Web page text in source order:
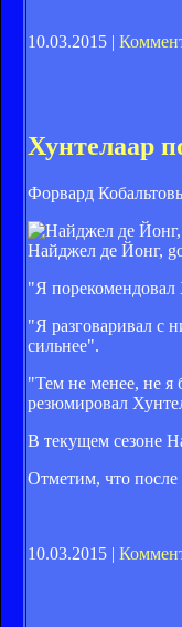
10.03.2015 |
Хунтелаар
Форвард
Найджел де Йонг,
"Я порекомендовал
"Я разговаривал с
сильнее".
"Тем не менее, не я
резюмировал
В текущем сезоне
Отметим, что
10.03.2015 |